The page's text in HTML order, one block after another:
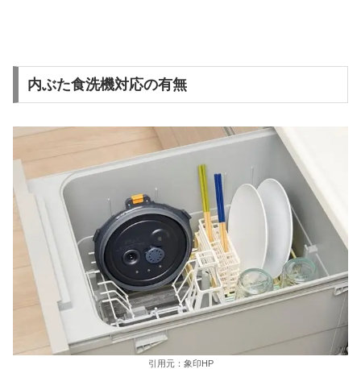
内ぶた食洗機対応の有無
引用元：象印HP